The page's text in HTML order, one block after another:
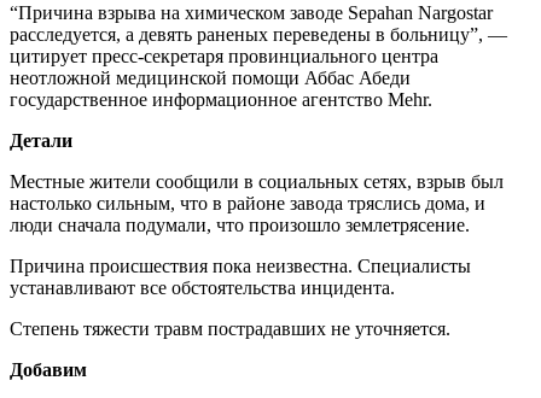
“Причина взрыва на химическом заводе Sepahan Nargostar
расследуется, а девять раненых переведены в больницу”, —
цитирует пресс-секретаря провинциального центра
неотложной медицинской помощи Аббас Абеди
государственное информационное агентство Mehr.
Детали
Местные жители сообщили в социальных сетях, взрыв был
настолько сильным, что в районе завода тряслись дома, и
люди сначала подумали, что произошло землетрясение.
Причина происшествия пока неизвестна. Специалисты
устанавливают все обстоятельства инцидента.
Cтепень тяжести травм пострадавших не уточняется.
Добавим